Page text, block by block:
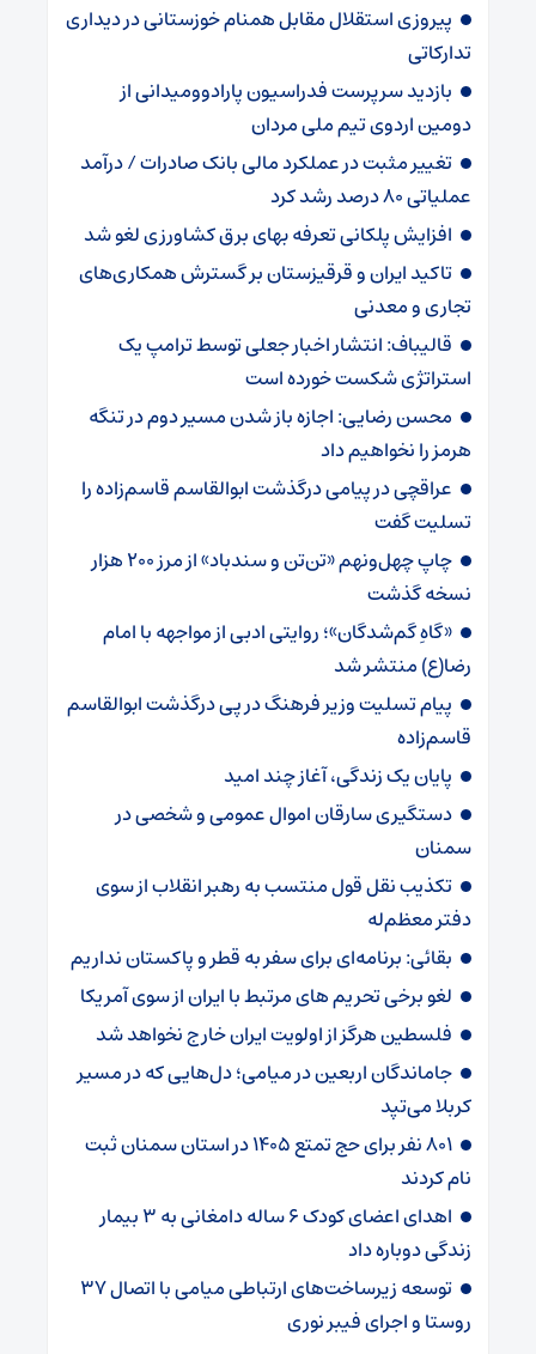
پیروزی استقلال مقابل همنام خوزستانی در دیداری
تدارکاتی
بازدید سرپرست فدراسیون پارادوومیدانی از
دومین اردوی تیم ملی مردان
تغییر مثبت در عملکرد مالی بانک صادرات / درآمد
عملیاتی ۸۰ درصد رشد کرد
افزایش پلکانی تعرفه بهای برق کشاورزی لغو شد
تاکید ایران و قرقیزستان بر گسترش همکاری‌های
تجاری و معدنی
قالیباف: انتشار اخبار جعلی توسط ترامپ یک
استراتژی شکست خورده است
محسن رضایی: اجازه باز شدن مسیر دوم در تنگه
هرمز را نخواهیم داد
عراقچی در پیامی درگذشت ابوالقاسم قاسم‌زاده را
تسلیت گفت
چاپ چهل‌ونهم «تن‌تن و سندباد» از مرز ۲۰۰ هزار
نسخه گذشت
«گاهِ گم‌شدگان»؛ روایتی ادبی از مواجهه با امام
رضا(ع) منتشر شد
پیام تسلیت وزیر فرهنگ در پی درگذشت ابوالقاسم
قاسم‌زاده
پایان یک زندگی، آغاز چند امید
دستگیری سارقان اموال عمومی و شخصی در
سمنان
تکذیب نقل قول منتسب به رهبر انقلاب از سوی
دفتر معظم‌له
بقائی: برنامه‌ای برای سفر به قطر و پاکستان نداریم
لغو برخی تحریم های مرتبط با ایران از سوی آمریکا
فلسطین هرگز از اولویت ایران خارج نخواهد شد
جاماندگان اربعین در میامی؛ دل‌هایی که در مسیر
کربلا می‌تپد
۸۰۱ نفر برای حج تمتع ۱۴۰۵ در استان سمنان ثبت
نام کردند
اهدای اعضای کودک ۶ ساله دامغانی به ۳ بیمار
زندگی دوباره داد
توسعه زیرساخت‌های ارتباطی میامی با اتصال ۳۷
روستا و اجرای فیبر نوری